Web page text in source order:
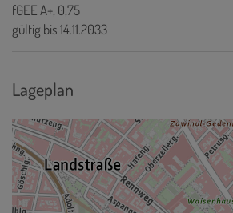
fGEEA+, 0,75
gültig bis14.11.2033
Lageplan